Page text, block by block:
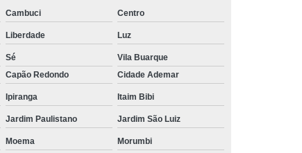
Piscina
Iluminação de Piscina com Led
Iluminação de Piscina em Led
Piscina
Iluminação Interna Piscina
de Piscina
Iluminação para Piscina Led
Piscina Jacuzzi
Limpeza da Piscina
Limpeza de Piscina Condomínio
Cambuci Centro
Liberdade Luz
Sé
Vila Buarque
Capão Redondo Cidade Ademar
Ipiranga Itaim Bibi
Jardim Paulistano Jardim São Luiz
Moema Morumbi